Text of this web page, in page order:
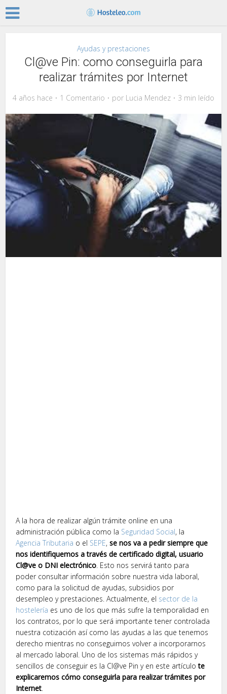
Ayudas y prestaciones
Cl@ve Pin: como conseguirla para
realizar trámites por Internet
4 años hace 1 Comentario por Lucia Mendez 3 min leído
A la hora de realizar algún trámite online en una
administración pública como la Seguridad Social, la
Agencia Tributaria o el SEPE,se nos va a pedir siempre que
nos identifiquemos a través de certificado digital, usuario
Cl@ve o DNI electrónico. Esto nos servirá tanto para
poder consultar información sobre nuestra vida laboral,
como para la solicitud de ayudas, subsidios por
desempleo y prestaciones. Actualmente, el sector de la
hostelería es uno de los que más sufre la temporalidad en
los contratos, por lo que será importante tener controlada
nuestra cotización así como las ayudas a las que tenemos
derecho mientras no conseguimos volver a incorporarnos
al mercado laboral. Uno de los sistemas más rápidos y
sencillos de conseguir es la Cl@ve Pin y en este artículote
explicaremos cómo conseguirla para realizar trámites por
Internet.